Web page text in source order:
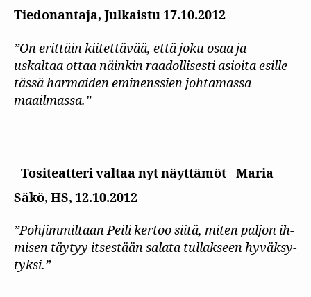
Tiedonantaja, Julkaistu 17.10.2012
”On erittäin kiitettävää, että joku osaa ja
uskaltaa ottaa näinkin raadollisesti asioita esille
tässä harmaiden eminenssien johtamassa
maailmassa.”
Tositeatteri valtaa nyt näyttämöt
Maria
Säkö, HS, 12.10.2012
”Poh­jim­mil­taan Pei­li ker­too sii­tä, mi­ten pal­jon ih­
mi­sen täy­tyy it­ses­tään sa­la­ta tul­lak­seen hy­väk­sy­
tyk­si.”